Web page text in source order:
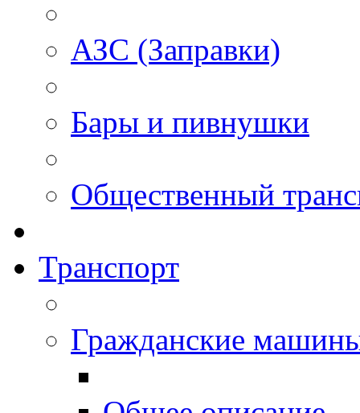
АЗС (Заправки)
Бары и пивнушки
Общественный
Транспорт
Гражданские